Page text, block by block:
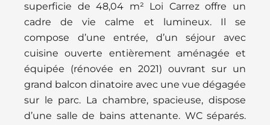
superficie de 48,04 m² Loi Carrez offre un
cadre de vie calme et lumineux. Il se
compose d’une entrée, d’un séjour avec
cuisine ouverte entièrement aménagée et
équipée (rénovée en 2021) ouvrant sur un
grand balcon dinatoire avec une vue dégagée
sur le parc. La chambre, spacieuse, dispose
d’une salle de bains attenante. WC séparés.